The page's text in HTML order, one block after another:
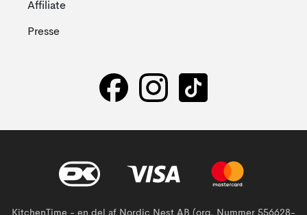
Affiliate
Presse
KitchenTime - en del af Nordic Nest AB (org. Nummer 556628-